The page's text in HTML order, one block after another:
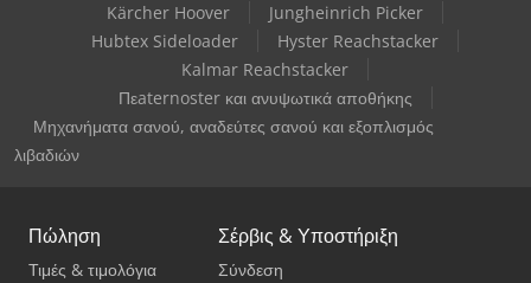
Kärcher Hoover
Jungheinrich Picker
Hubtex Sideloader
Hyster Reachstacker
Kalmar Reachstacker
Πεaternoster και ανυψωτικά αποθήκης
Μηχανήματα σανού, αναδεύτες σανού και εξοπλισμός
λιβαδιών
Πώληση
Τιμές & τιμολόγια
Σέρβις & Υποστήριξη
Σύνδεση